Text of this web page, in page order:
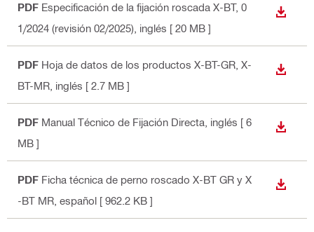
PDF Especificación de la fijación roscada X-BT, 0
1/2024 (revisión 02/2025) , inglés [ 20 MB ]
PDF Hoja de datos de los productos X-BT-GR, X-
BT-MR , inglés [ 2.7 MB ]
PDF Manual Técnico de Fijación Directa , inglés [ 6
MB ]
PDF Ficha técnica de perno roscado X-BT GR y X
-BT MR , español [ 962.2 KB ]